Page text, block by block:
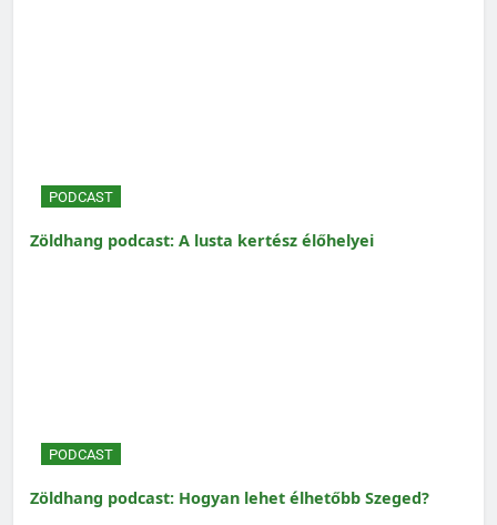
PODCAST
Zöldhang podcast: A lusta kertész élőhelyei
PODCAST
Zöldhang podcast: Hogyan lehet élhetőbb Szeged?